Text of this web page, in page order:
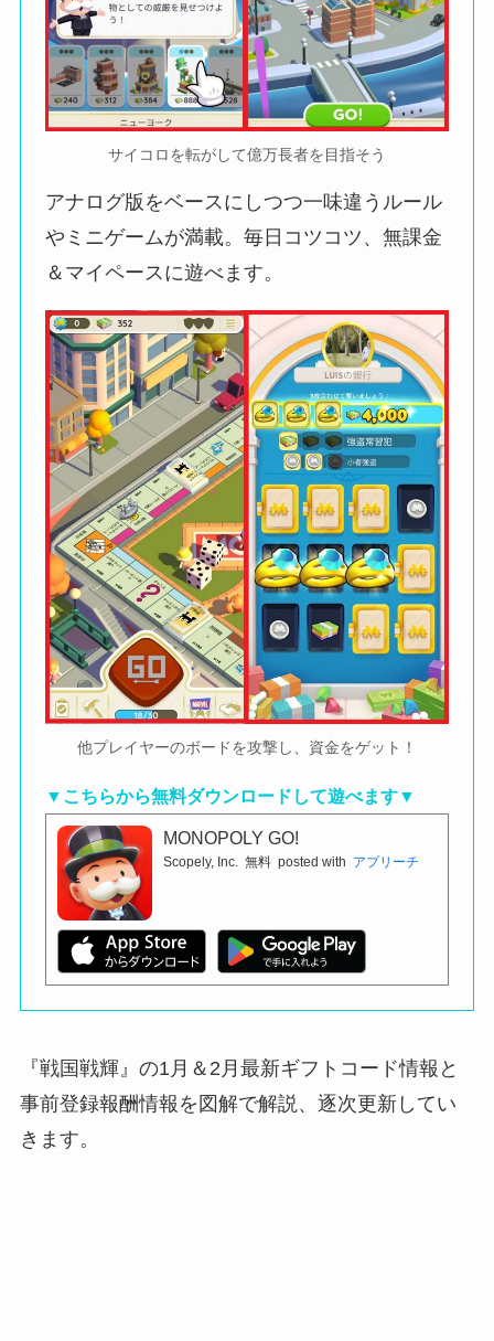
サイコロを転がして億万長者を目指そう
アナログ版をベースにしつつ一味違うルール
やミニゲームが満載。毎日コツコツ、無課金
＆マイペースに遊べます。
他プレイヤーのボードを攻撃し、資金をゲット！
▼こちらから無料ダウンロードして遊べます▼
MONOPOLY GO!
Scopely, Inc. 無料 posted with アプリーチ
『戦国戦輝』の1月＆2月最新ギフトコード情報と
事前登録報酬情報を図解で解説、逐次更新してい
きます。